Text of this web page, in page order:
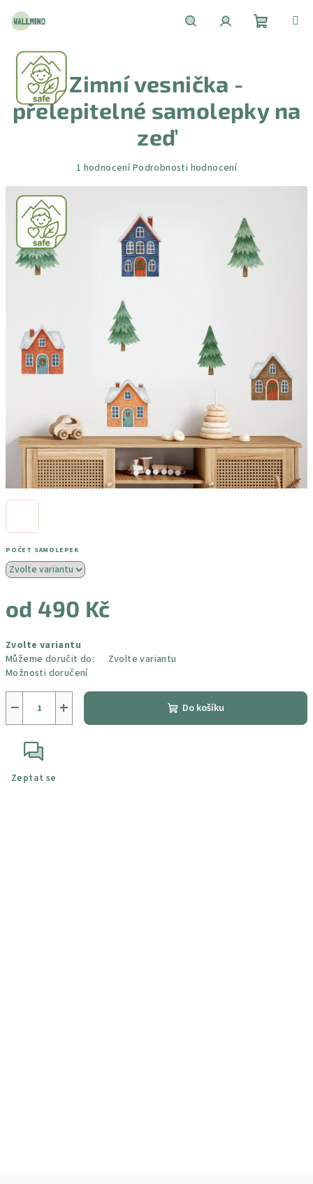
obsah
POČET SAMOLEPEK
od490 Kč
cena:
Zvolte variantu
Můžeme doručit do:
Zvolte variantu
Možnosti doručení
+
− Do košíku
Zeptat se
Zimní vesnička -
přelepitelné samolepky na
zeď
Průměrné
hvězdiček.
1 hodnoceníPodrobnosti hodnocení